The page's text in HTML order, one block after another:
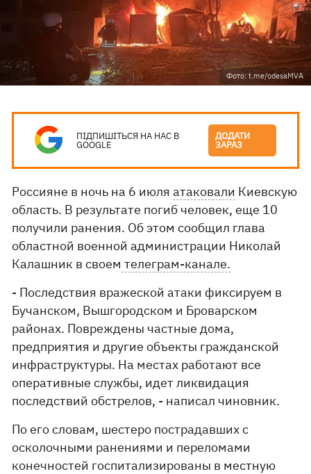
Фото: t.me/odesaMVA
ПІДПИШІТЬСЯ НА НАС В
GOOGLE
ДОДАТИ
ЗАРАЗ
Россияне в ночь на 6 июляатаковали Киевскую
область. В результате погиб человек, еще 10
получили ранения. Об этом сообщил глава
областной военной администрации Николай
Калашник в своем телеграм-канале.
- Последствия вражеской атаки фиксируем в
Бучанском, Вышгородском и Броварском
районах. Повреждены частные дома,
предприятия и другие объекты гражданской
инфраструктуры. На местах работают все
оперативные службы, идет ликвидация
последствий обстрелов, - написал чиновник.
По его словам, шестеро пострадавших с
осколочными ранениями и переломами
конечностей госпитализированы в местную